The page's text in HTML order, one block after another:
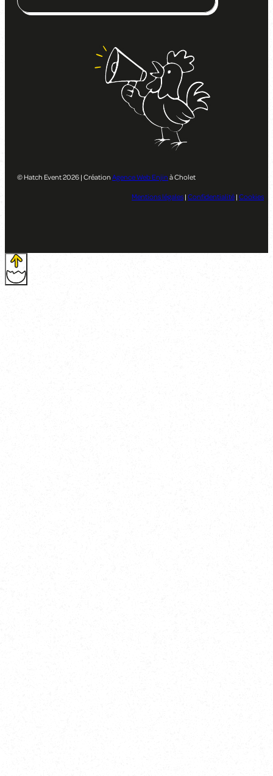
© Hatch Event 2026 | Création Agence Web Enjin à Cholet
Mentions légales |Confidentialité |Cookies